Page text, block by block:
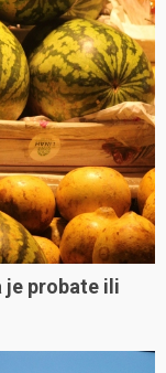
je probate ili